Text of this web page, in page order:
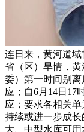
连日来，黄河道
省（区）旱情，
委）第一时间别
应；自6月14日17
应；要求各相关
持续或进一步成
大、中型水库可